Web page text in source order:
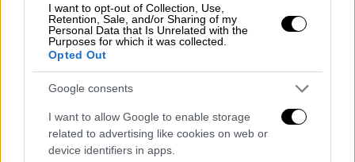
I want to opt-out of Collection, Use,
Retention, Sale, and/or Sharing of my
Personal Data that Is Unrelated with the
Purposes for which it was collected.
Opted Out
Google consents
I want to allow Google to enable storage
related to advertising like cookies on web or
device identifiers in apps.
Δημοκρατικού Κόμματος, δηλώνοντας ότι η
καταπολέμηση του υψηλού κόστους ζωής,
την οποία ο Μαμντάνι έχει θέσει στο
επίκεντρο της προεκλογικής της
εκστρατείας, ήταν πάντα η «προτεραιότητά»
«Ως κυβερνήτρια, έχω κάνει βήματα προς την